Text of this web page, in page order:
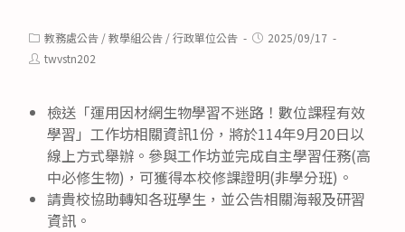
Post
category:
教務處公告 /教學組公告 /行政單位公告
Post2025/09/17
Posttwvstn202
檢送「運用因材網生物學習不迷路！數位課程有效
學習」工作坊相關資訊1份，將於114年9月20日以
線上方式舉辦。參與工作坊並完成自主學習任務(高
中必修生物)，可獲得本校修課證明(非學分班)。
請貴校協助轉知各班學生，並公告相關海報及研習
資訊。